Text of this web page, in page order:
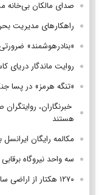
صدای مالکان بی‌خانه
راهکارهای مدیریت
«بنادرهوشمند»
روایت ماندگار دریای
«تنگه هرمز» در پسا
خبرنگاران،
هستند
مکالمه رایگان
سه واحد نیروگاه
۱۲۷۰ هکتار از اراضی ساحلی مکران زیر کشت میگو رفت